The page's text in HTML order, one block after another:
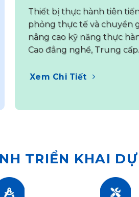
Thiết bị thực hành tiên
phỏng thực tế và chuyển
nâng cao kỹ năng thực
Cao đẳng nghề, Trung cấp.
Xem Chi Tiết
TRIỂN KHAI